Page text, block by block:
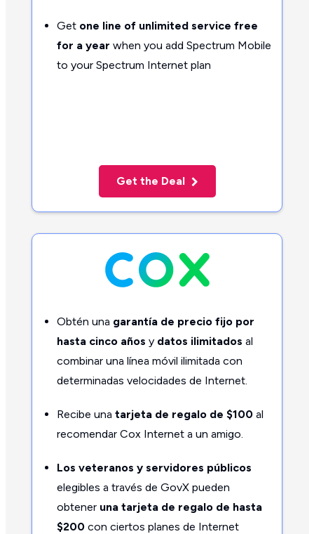
Get one line of unlimited service free
for a year when you add Spectrum Mobile
to your Spectrum Internet plan
Get the Deal
Obtén una garantía de precio fijo por
hasta cinco años y datos ilimitados al
combinar una línea móvil ilimitada con
determinadas velocidades de Internet.
Recibe una tarjeta de regalo de $100 al
recomendar Cox Internet a un amigo.
Los veteranos y servidores públicos
elegibles a través de GovX pueden
obtener una tarjeta de regalo de hasta
$200 con ciertos planes de Internet